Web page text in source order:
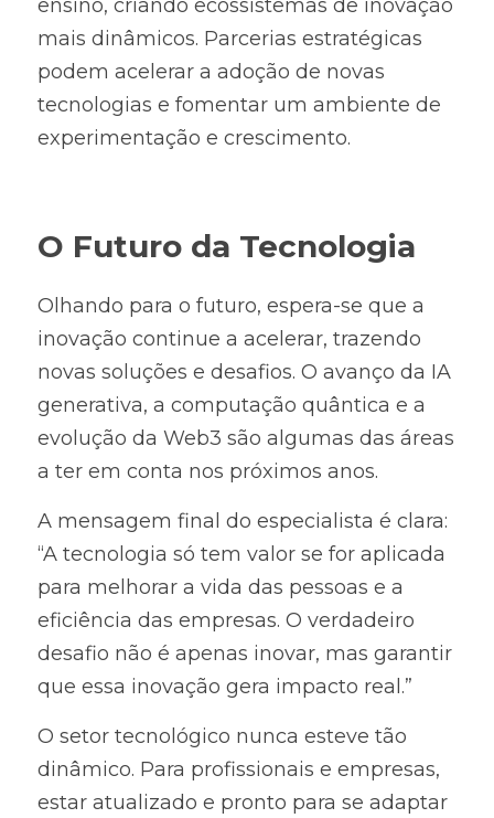
ensino, criando ecossistemas de inovação
mais dinâmicos. Parcerias estratégicas
podem acelerar a adoção de novas
tecnologias e fomentar um ambiente de
experimentação e crescimento.
O Futuro da Tecnologia
Olhando para o futuro, espera-se que a
inovação continue a acelerar, trazendo
novas soluções e desafios. O avanço da IA
generativa, a computação quântica e a
evolução da Web3 são algumas das áreas
a ter em conta nos próximos anos.
A mensagem final do especialista é clara:
“A tecnologia só tem valor se for aplicada
para melhorar a vida das pessoas e a
eficiência das empresas. O verdadeiro
desafio não é apenas inovar, mas garantir
que essa inovação gera impacto real.”
O setor tecnológico nunca esteve tão
dinâmico. Para profissionais e empresas,
estar atualizado e pronto para se adaptar